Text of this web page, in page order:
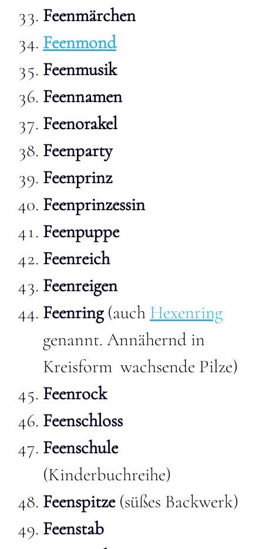
Feenmärchen
Feenmond
Feenmusik
Feennamen
Feenorakel
Feenparty
Feenprinz
Feenprinzessin
Feenpuppe
Feenreich
Feenreigen
Feenring(auch Hexenring
genannt. Annähernd in
Kreisform wachsende Pilze)
Feenrock
Feenschloss
Feenschule
(Kinderbuchreihe)
Feenspitze(süßes Backwerk)
Feenstab